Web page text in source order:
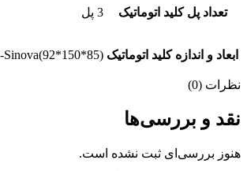
تعداد پل کلید اتوماتیک 3 پل
ابعاد و اندازه کلید اتوماتیک Sinova(92*150*85)
نظرات (0)
نقد و بررسی‌ها
هنوز بررسی‌ای ثبت نشده است.